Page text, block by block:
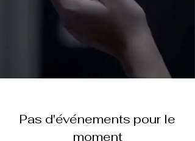
Pas d'événements pour le
moment